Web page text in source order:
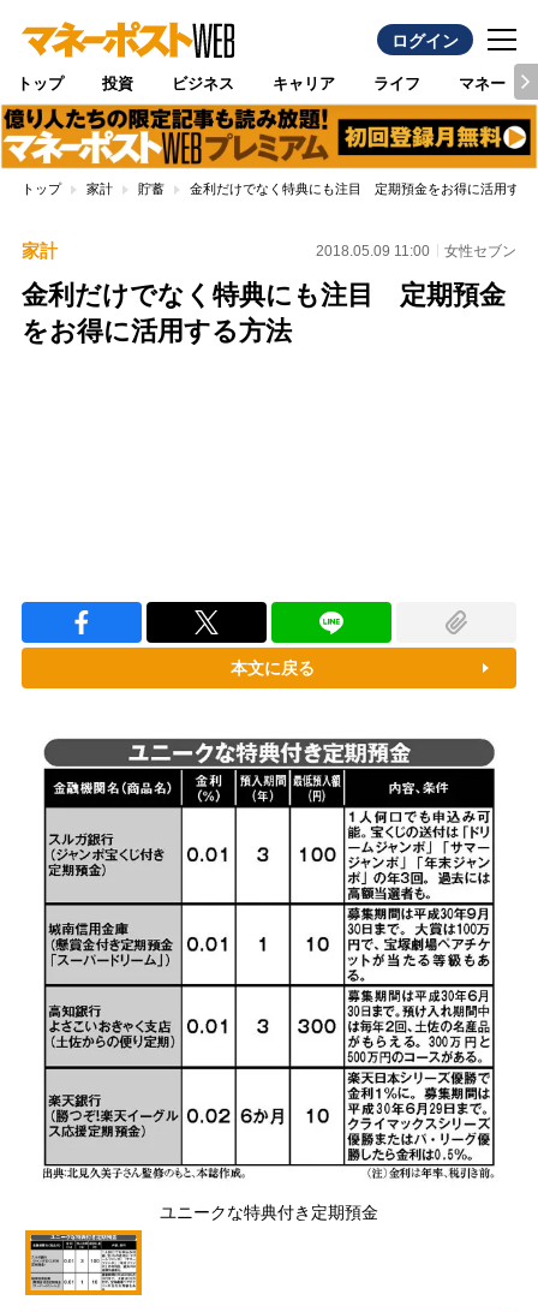
ログイン
トップ 投資 ビジネス キャリア ライフ マネー
トップ 家計 貯蓄 金利だけでなく特典にも注目 定期預金をお得に活用する
家計 2018.05.09 11:00 女性セブン
金利だけでなく特典にも注目 定期預金
をお得に活用する方法
本文に戻る
ユニークな特典付き定期預金